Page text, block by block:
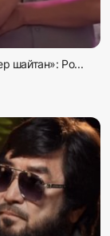
шайтан»: Ро...